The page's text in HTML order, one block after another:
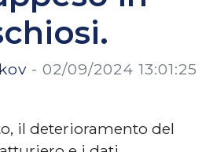
- 02/09/2024 13:01:25
il deterioramento del